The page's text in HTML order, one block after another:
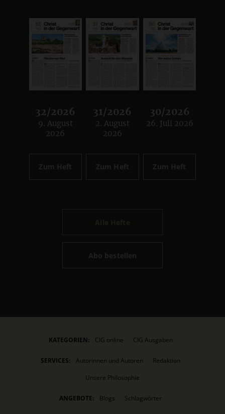
32/2026
:
9. August
2026
Zum Heft
31/2026
:
2. August
2026
Zum Heft
30/2026
:
26. Juli 2026
Zum Heft
Abo bestellen
KATEGORIEN: CIG online CIG Ausgaben
SERVICES: Autorinnen und Autoren
Redaktion
Unsere Philosophie
ANGEBOTE: Blogs Schlagwörter